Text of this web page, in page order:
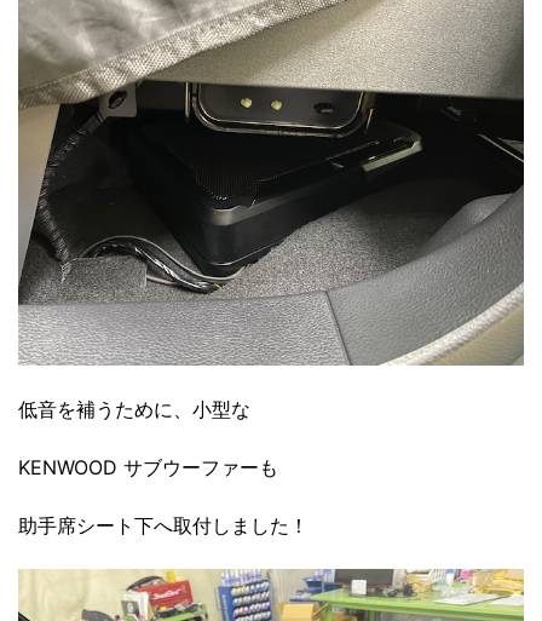
低音を補うために、小型な
KENWOOD サブウーファーも
助手席シート下へ取付しました！